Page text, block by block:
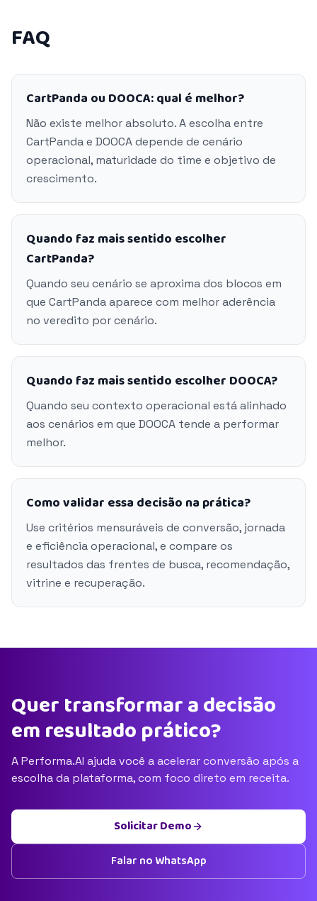
FAQ
CartPanda ou DOOCA: qual é melhor?
Não existe melhor absoluto. A escolha entre
CartPanda e DOOCA depende de cenário
operacional, maturidade do time e objetivo de
crescimento.
Quando faz mais sentido escolher
CartPanda?
Quando seu cenário se aproxima dos blocos em
que CartPanda aparece com melhor aderência
no veredito por cenário.
Quando faz mais sentido escolher DOOCA?
Quando seu contexto operacional está alinhado
aos cenários em que DOOCA tende a performar
melhor.
Como validar essa decisão na prática?
Use critérios mensuráveis de conversão, jornada
e eficiência operacional, e compare os
resultados das frentes de busca, recomendação,
vitrine e recuperação.
Quer transformar a decisão
em resultado prático?
A Performa.AI ajuda você a acelerar conversão após a
escolha da plataforma, com foco direto em receita.
Solicitar Demo
Falar no WhatsApp